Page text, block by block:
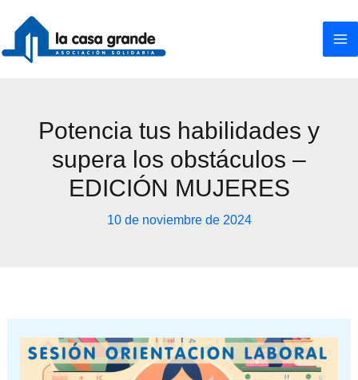
contenido
Potencia tus habilidades y
supera los obstáculos –
EDICIÓN MUJERES
10 de noviembre de 2024